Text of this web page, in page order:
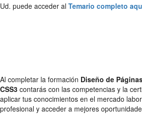
Ud. puede acceder al Temario completo
Al completar la formación Diseño de
CSS3 contarás con las competencias y la
aplicar tus conocimientos en el mercado
profesional y acceder a mejores